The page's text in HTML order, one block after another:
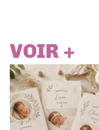
VOIR +